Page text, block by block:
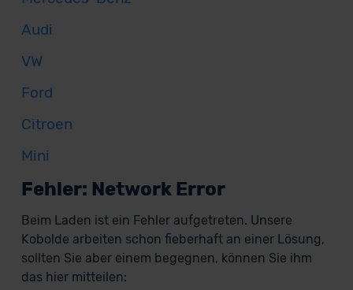
Audi
VW
Ford
Citroen
Mini
Fehler: Network Error
Beim Laden ist ein Fehler aufgetreten. Unsere
Kobolde arbeiten schon fieberhaft an einer Lösung,
sollten Sie aber einem begegnen, können Sie ihm
das hier mitteilen: